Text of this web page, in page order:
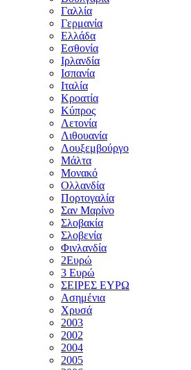
Γαλλία
Γερμανία
Ελλάδα
Εσθονία
Ιρλανδία
Ισπανία
Ιταλία
Κροατία
Κύπρος
Λετονία
Λιθουανία
Λουξεμβούργο
Μάλτα
Μονακό
Ολλανδία
Πορτογαλία
Σαν Μαρίνο
Σλοβακία
Σλοβενία
Φινλανδία
2Ευρώ
3 Ευρώ
ΣΕΙΡΕΣ ΕΥΡΩ
Ασημένια
Χρυσά
2003
2002
2004
2005